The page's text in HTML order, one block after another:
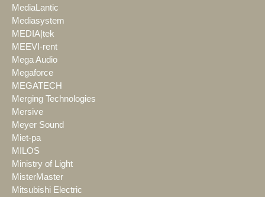
MediaLantic
Mediasystem
MEDIA|tek
MEEVI-rent
Mega Audio
Megaforce
MEGATECH
Merging Technologies
Mersive
Meyer Sound
Miet-pa
MILOS
Ministry of Light
MisterMaster
Mitsubishi Electric